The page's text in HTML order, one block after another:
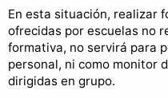
En esta situación, realizar
ofrecidas por escuelas no
formativa, no servirá para
personal, ni como monitor
dirigidas en grupo.